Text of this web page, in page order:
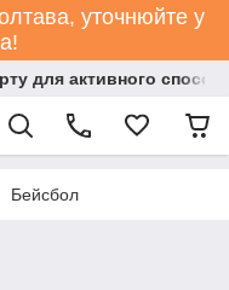
уточнюйте у
для активного
Бейсбол